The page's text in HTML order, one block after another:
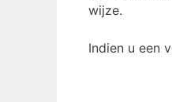
wijze.
Indien u een